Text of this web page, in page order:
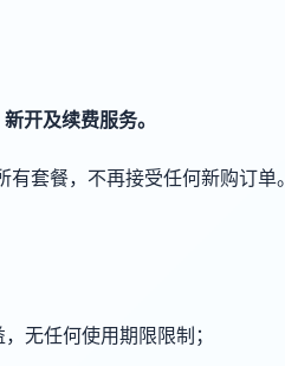
开及续费服务。
套餐，不再接受任何新购订单。
无任何使用期限限制；